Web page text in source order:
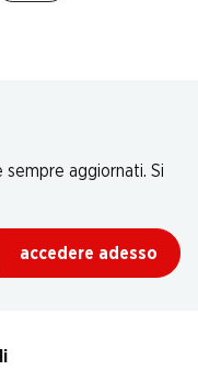
sempre aggiornati. Si
accedere adesso